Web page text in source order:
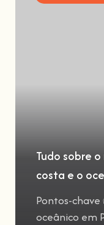
Tudo sobre
costa e o
Pontos-
oceânico em